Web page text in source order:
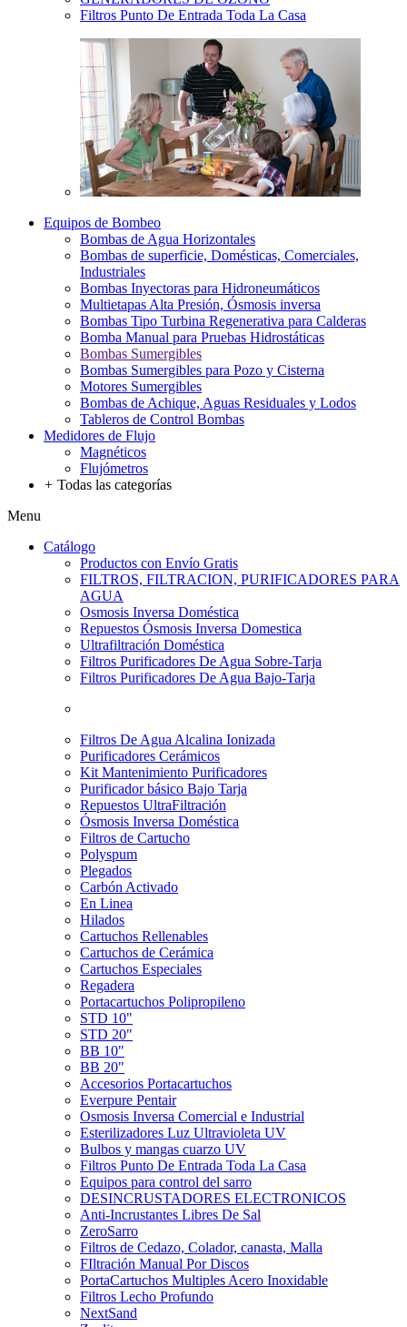
Filtros Punto De Entrada Toda La Casa
Equipos de Bombeo
Bombas de Agua Horizontales
Bombas de superficie, Domésticas, Comerciales,
Industriales
Bombas Inyectoras para Hidroneumáticos
Multietapas Alta Presión, Ósmosis inversa
Bombas Tipo Turbina Regenerativa para Calderas
Bomba Manual para Pruebas Hidrostáticas
Bombas Sumergibles
Bombas Sumergibles para Pozo y Cisterna
Motores Sumergibles
Bombas de Achique, Aguas Residuales y Lodos
Tableros de Control Bombas
Medidores de Flujo
Magnéticos
Flujómetros
+ Todas las categorías
Menu
Catálogo
Productos con Envío Gratis
FILTROS, FILTRACION, PURIFICADORES PARA
AGUA
Osmosis Inversa Doméstica
Repuestos Ósmosis Inversa Domestica
Ultrafiltración Doméstica
Filtros Purificadores De Agua Sobre-Tarja
Filtros Purificadores De Agua Bajo-Tarja
Filtros De Agua Alcalina Ionizada
Purificadores Cerámicos
Kit Mantenimiento Purificadores
Purificador básico Bajo Tarja
Repuestos UltraFiltración
Ósmosis Inversa Doméstica
Filtros de Cartucho
Polyspum
Plegados
Carbón Activado
En Linea
Hilados
Cartuchos Rellenables
Cartuchos de Cerámica
Cartuchos Especiales
Regadera
Portacartuchos Polipropileno
STD 10"
STD 20"
BB 10"
BB 20"
Accesorios Portacartuchos
Everpure Pentair
Osmosis Inversa Comercial e Industrial
Esterilizadores Luz Ultravioleta UV
Bulbos y mangas cuarzo UV
Filtros Punto De Entrada Toda La Casa
Equipos para control del sarro
DESINCRUSTADORES ELECTRONICOS
Anti-Incrustantes Libres De Sal
ZeroSarro
Filtros de Cedazo, Colador, canasta, Malla
FIltración Manual Por Discos
PortaCartuchos Multiples Acero Inoxidable
Filtros Lecho Profundo
NextSand